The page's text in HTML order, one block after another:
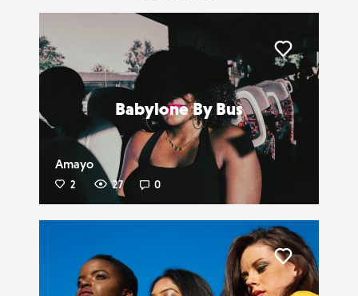
Babylone By Bus
Amayo
2 27 0
Liker
Liker